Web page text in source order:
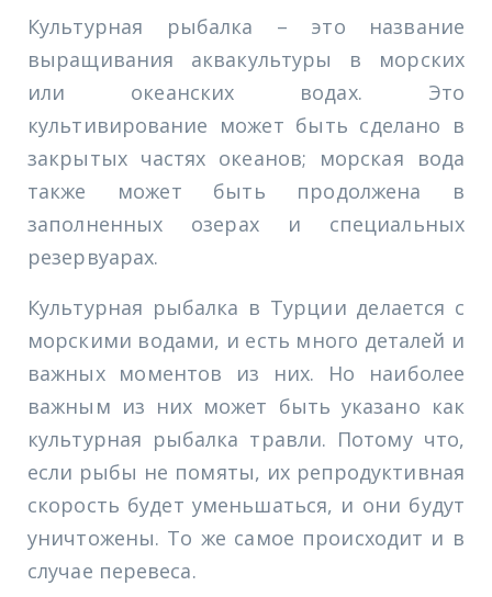
Культурная рыбалка – это название
выращивания аквакультуры в морских
или океанских водах. Это
культивирование может быть сделано в
закрытых частях океанов; морская вода
также может быть продолжена в
заполненных озерах и специальных
резервуарах.
Культурная рыбалка в Турции делается с
морскими водами, и есть много деталей и
важных моментов из них. Но наиболее
важным из них может быть указано как
культурная рыбалка травли. Потому что,
если рыбы не помяты, их репродуктивная
скорость будет уменьшаться, и они будут
уничтожены. То же самое происходит и в
случае перевеса.